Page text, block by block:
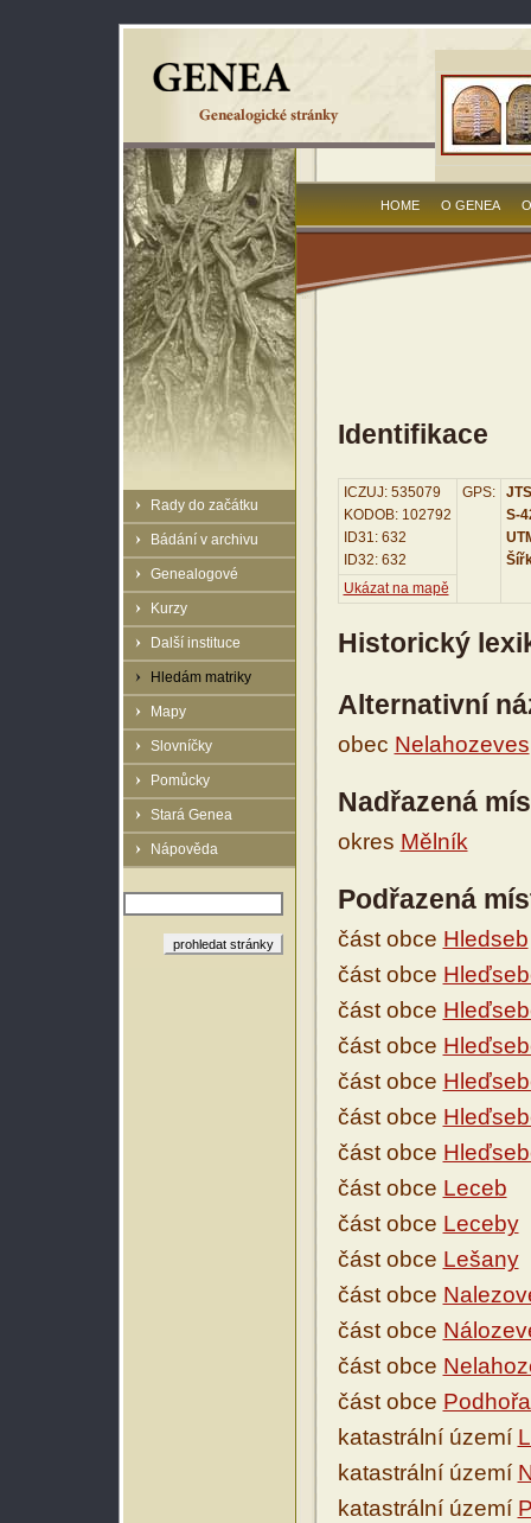
Rady do začátku
Bádání v archivu
Genealogové
Kurzy
Další instituce
Hledám matriky
Mapy
Slovníčky
Pomůcky
Stará Genea
Nápověda
HOME O GENEA
Identifikace
ICZUJ: 535079
KODOB: 102792
ID31: 632
ID32: 632
GPS:
S-
Ukázat na mapě
Historický
Alternativní
obec Nelahozeves
Nadřazená
okres Mělník
Podřazená
část obce Hledseb
část obce
část obce
část obce
část obce
část obce
část obce
část obce Leceb
část obce Leceby
část obce Lešany
část obce
část obce
část obce
část obce
katastrální území
katastrální území
katastrální území